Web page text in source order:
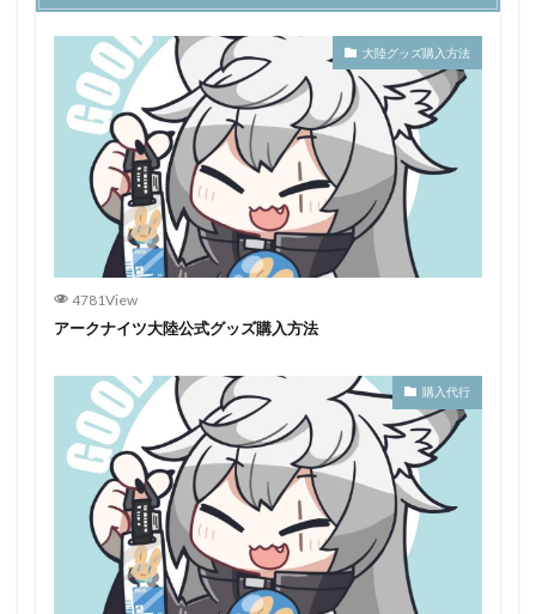
大陸グッズ購入方法
4781View
アークナイツ大陸公式グッズ購入方法
購入代行